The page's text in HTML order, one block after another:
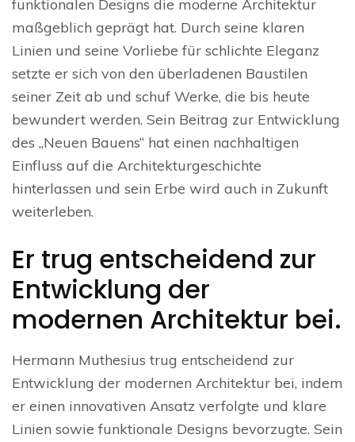
funktionalen Designs die moderne Architektur
maßgeblich geprägt hat. Durch seine klaren
Linien und seine Vorliebe für schlichte Eleganz
setzte er sich von den überladenen Baustilen
seiner Zeit ab und schuf Werke, die bis heute
bewundert werden. Sein Beitrag zur Entwicklung
des „Neuen Bauens“ hat einen nachhaltigen
Einfluss auf die Architekturgeschichte
hinterlassen und sein Erbe wird auch in Zukunft
weiterleben.
Er trug entscheidend zur
Entwicklung der
modernen Architektur bei.
Hermann Muthesius trug entscheidend zur
Entwicklung der modernen Architektur bei, indem
er einen innovativen Ansatz verfolgte und klare
Linien sowie funktionale Designs bevorzugte. Sein